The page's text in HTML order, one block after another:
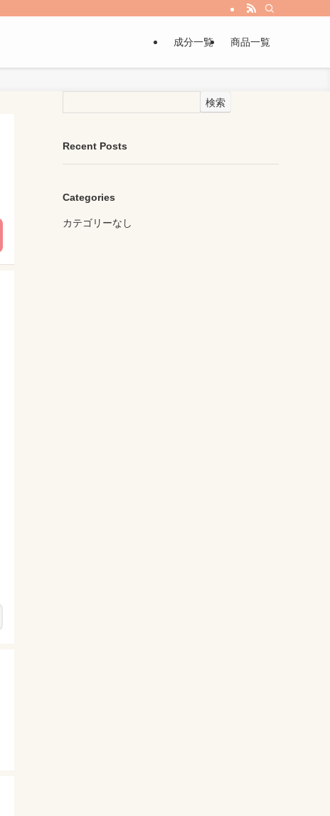
成分一覧 商品一覧
検索
Recent Posts
Categories
カテゴリーなし